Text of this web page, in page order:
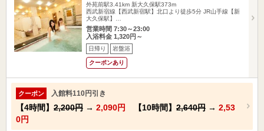
外苑前駅3.41km 新大久保駅373m
西武新宿線【西武新宿駅】北口より徒歩5分 JR山手線【新
大久保駅】…
営業時間 7:30～23:00
入浴料金 1,320円～
日帰り 岩盤浴
クーポンあり
クーポン 入館料110円引き
【4時間】 2,200円 → 2,090円 【10時間】 2,640円 → 2,53
0円